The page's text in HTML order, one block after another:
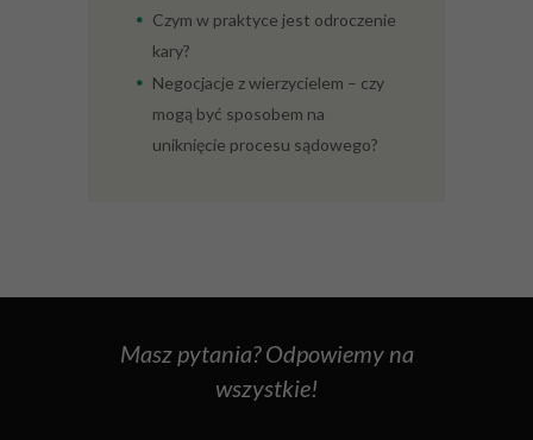
Czym w praktyce jest odroczenie
kary?
Negocjacje z wierzycielem – czy
mogą być sposobem na
uniknięcie procesu sądowego?
Masz pytania? Odpowiemy na
wszystkie!